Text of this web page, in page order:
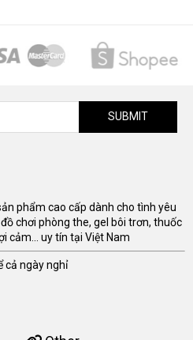
SUBMIT
phẩm cao cấp dành cho tình yêu
chơi phòng the, gel bôi trơn, thuốc
cảm... uy tín tại Việt Nam
cả ngày nghỉ